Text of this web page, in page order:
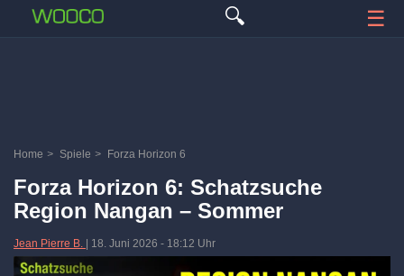
🔍 ☰
Home > Spiele > Forza Horizon 6
Forza Horizon 6: Schatzsuche
Region Nangan – Sommer
Jean Pierre B. 18. Juni 2026 - 18:12 Uhr